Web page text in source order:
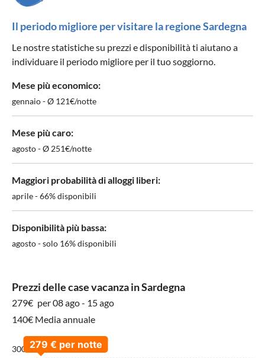
Il periodo migliore per visitare la regione Sardegna
Le nostre statistiche su prezzi e disponibilità ti aiutano a
individuare il periodo migliore per il tuo soggiorno.
Mese più economico:
gennaio - Ø 121€/notte
Mese più caro:
agosto - Ø 251€/notte
Maggiori probabilità di alloggi liberi:
aprile - 66% disponibili
Disponibilità più bassa:
agosto - solo 16% disponibili
Prezzi delle case vacanza in Sardegna
279€ per 08 ago - 15 ago
140€ Media annuale
300